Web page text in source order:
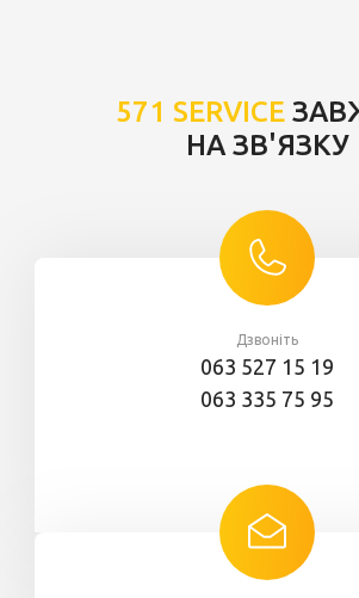
571 SERVICE
НА ЗВ'ЯЗКУ
Дзвоніть
063 527 15 19
063 335 75 95